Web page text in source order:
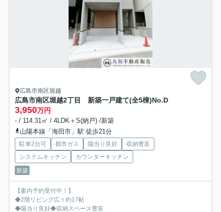
広島市南区堀越
広島市南区堀越2丁目 新築一戸建て(全5棟)No.D
3,950万円
- / 114.31㎡ / 4LDK＋S(納戸) /新築
山陽本線「海田市」駅 徒歩21分
駐車2台可 都市ガス 陽当り良好
収納豊富
システムキッチン
カウンターキッチン
新築
【案内予約受付中！】
◆2階リビング広々約17帖
◆陽当り良好◆収納スペース豊富